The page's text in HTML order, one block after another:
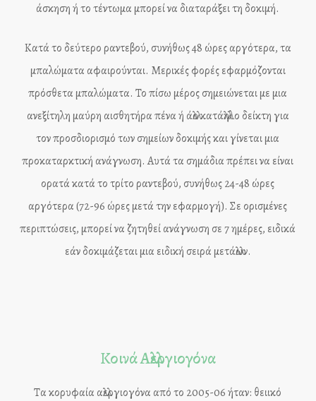
άσκηση ή το τέντωμα μπορεί να διαταράξει τη δοκιμή.
Κατά το δεύτερο ραντεβού, συνήθως 48 ώρες αργότερα, τα
μπαλώματα αφαιρούνται. Μερικές φορές εφαρμόζονται
πρόσθετα μπαλώματα. Το πίσω μέρος σημειώνεται με μια
ανεξίτηλη μαύρη αισθητήρα πένα ή άλλο κατάλληλο δείκτη για
τον προσδιορισμό των σημείων δοκιμής και γίνεται μια
προκαταρκτική ανάγνωση. Αυτά τα σημάδια πρέπει να είναι
ορατά κατά το τρίτο ραντεβού, συνήθως 24-48 ώρες
αργότερα (72-96 ώρες μετά την εφαρμογή). Σε ορισμένες
περιπτώσεις, μπορεί να ζητηθεί ανάγνωση σε 7 ημέρες, ειδικά
εάν δοκιμάζεται μια ειδική σειρά μετάλλων.
Κοινά Αλλεργιογόνα
Τα κορυφαία αλλεργιογόνα από το 2005-06 ήταν: θειικό